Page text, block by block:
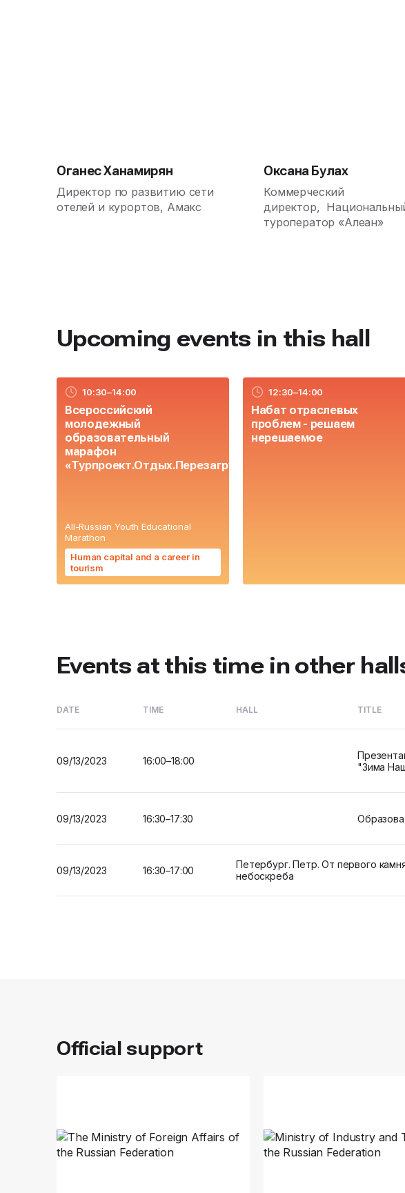
Оганес Ханамирян
Директор по развитию сети
отелей и курортов, Амакс
Оксана Булах
Коммерческий
директор,
туроператор «Алеан»
Upcoming events in this hall
10:30–14:00
Всероссийский
молодежный
образовательный
марафон
«Турпроект.Отдых.Перезагрузка».
All-Russian Youth Educational
Marathon
Human capital and a career in
tourism
12:30–14:00
Набат отраслевых
проблем - решаем
нерешаемое
Events at this time in other
DATE TIME HALL TITLE
09/13/2023 16:00–18:00
"Зима
09/13/2023 16:30–17:30
09/13/2023 16:30–17:00
Петербург. Петр. От первого
небоскреба
Official support